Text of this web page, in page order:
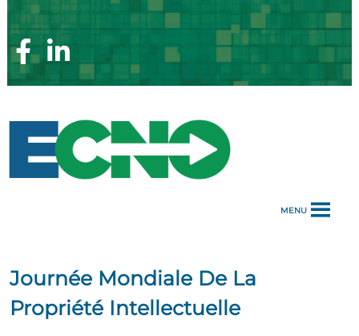
Skip
to
contentFacebook
Page
Linkedin
Page
MENU
Journée Mondiale De La
Propriété Intellectuelle